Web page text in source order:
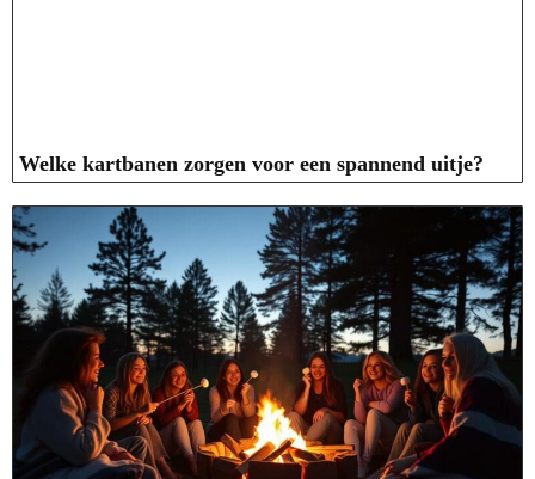
Welke kartbanen zorgen voor een spannend uitje?